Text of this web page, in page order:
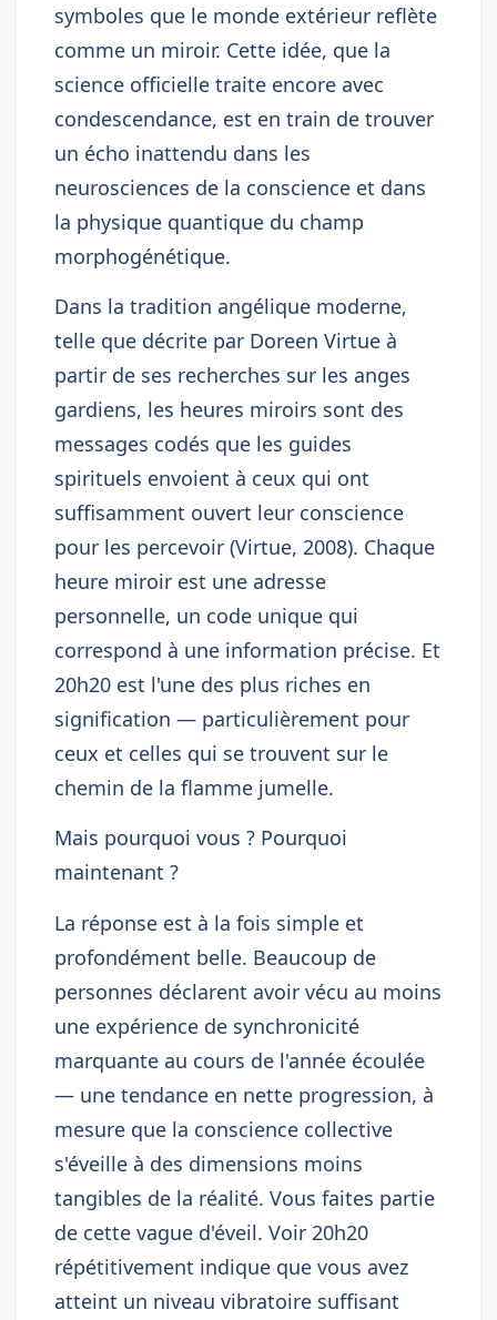
symboles que le monde extérieur reflète
comme un miroir. Cette idée, que la
science officielle traite encore avec
condescendance, est en train de trouver
un écho inattendu dans les
neurosciences de la conscience et dans
la physique quantique du champ
morphogénétique.
Dans la tradition angélique moderne,
telle que décrite par Doreen Virtue à
partir de ses recherches sur les anges
gardiens, les heures miroirs sont des
messages codés que les guides
spirituels envoient à ceux qui ont
suffisamment ouvert leur conscience
pour les percevoir (Virtue, 2008). Chaque
heure miroir est une adresse
personnelle, un code unique qui
correspond à une information précise. Et
20h20 est l'une des plus riches en
signification — particulièrement pour
ceux et celles qui se trouvent sur le
chemin de la flamme jumelle.
Mais pourquoi vous ? Pourquoi
maintenant ?
La réponse est à la fois simple et
profondément belle. Beaucoup de
personnes déclarent avoir vécu au moins
une expérience de synchronicité
marquante au cours de l'année écoulée
— une tendance en nette progression, à
mesure que la conscience collective
s'éveille à des dimensions moins
tangibles de la réalité. Vous faites partie
de cette vague d'éveil. Voir 20h20
répétitivement indique que vous avez
atteint un niveau vibratoire suffisant